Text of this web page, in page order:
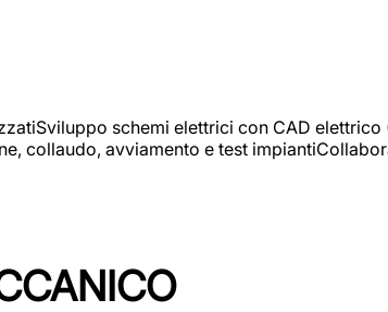
schemi elettrici con CAD elettrico
collaudo, avviamento e test